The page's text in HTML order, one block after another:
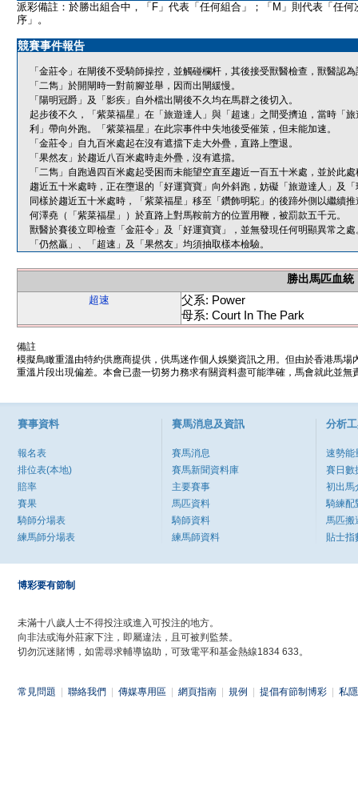
派彩備註：於勝出組合中，「F」代表「任何組合」；「M」則代表「任何
序」。
競賽事件報告
「金莊令」在閘後不受騎師操控，並觸碰欄杆，其後接受獸醫檢查，獸醫認
「二雋」於開閘時一對前腳並舉，因而出閘緩慢。
「陽明冠爵」及「影疾」自外檔出閘後不久均在馬群之後切入。
起步後不久，「紫菜福星」在「旅遊達人」與「超速」之間受擠迫，當時「
利」帶向外跑。「紫菜福星」在此宗事件中失地後受催策，但未能加速。
「金莊令」自九百米處起在沒有遮擋下走大外疊，直路上墮退。
「果然友」於趨近八百米處時走外疊，沒有遮擋。
「二雋」自跑過四百米處起受困而未能望空直至趨近一百五十米處，並於此
趨近五十米處時，正在墮退的「好運寶寶」向外斜跑，妨礙「旅遊達人」及
同樣於趨近五十米處時，「紫菜福星」移至「鑽飾明駝」的後蹄外側以繼續推
何澤堯（「紫菜福星」）於直路上對馬鞍前方的位置用鞭，被罰款五千元。
獸醫於賽後立即檢查「金莊令」及「好運寶寶」，並無發現任何明顯異常之處
「仍然贏」、「超速」及「果然友」均須抽取樣本檢驗。
勝出馬匹血統
超速
父系: Power
母系: Court In The Park
備註
模擬鳥瞰重溫由特約供應商提供，供馬迷作個人娛樂資訊之用。但由於香港馬
重溫片段出現偏差。本會已盡一切努力務求有關資料盡可能準確，馬會就此並
賽事資料
報名表
排位表(本地)
賠率
賽果
騎師分場表
練馬師分場表
賽馬消息及資訊
賽馬消息
賽馬新聞資料庫
主要賽事
馬匹資料
騎師資料
練馬師資料
分析
速勢能
賽日數
初出馬
騎練配
馬匹搬
貼士指
博彩要有節制
未滿十八歲人士不得投注或進入可投注的地方。
向非法或海外莊家下注，即屬違法，且可被判監禁。
切勿沉迷賭博，如需尋求輔導協助，可致電平和基金熱線1834 633。
常見問題 聯絡我們 傳媒專用區 網頁指南 規例 提倡有節制博彩 私